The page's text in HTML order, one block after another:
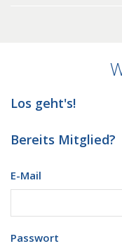
Los geht's!
Bereits Mitglied?
E-Mail
Passwort